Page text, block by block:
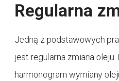
Regularna
Jedną z podstawowych
jest regularna zmiana oleju.
harmonogram wymiany